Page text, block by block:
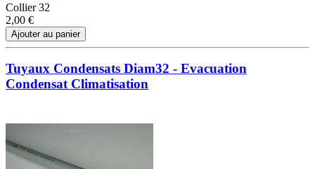
Collier 32
2,00 €
Ajouter au panier
Tuyaux Condensats Diam32 - Evacuation
Condensat Climatisation